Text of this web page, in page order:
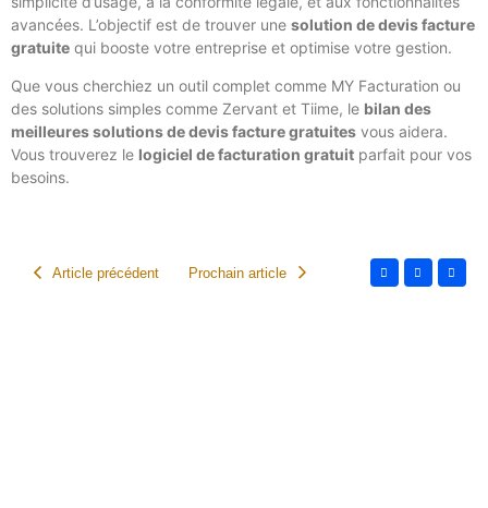
avancées. L’objectif est de trouver une solution de devis facture
gratuite qui booste votre entreprise et optimise votre gestion.
Que vous cherchiez un outil complet comme MY Facturation ou
des solutions simples comme Zervant et Tiime, le bilan des
meilleures solutions de devis facture gratuites vous aidera.
Vous trouverez le logiciel de facturation gratuit parfait pour vos
besoins.
Article précédent Prochain article